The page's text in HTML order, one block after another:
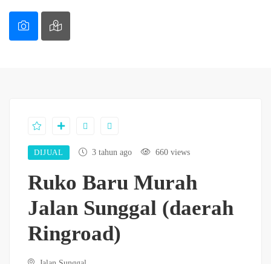
DIJUAL 3 tahun ago 660 views
Ruko Baru Murah
Jalan Sunggal (daerah
Ringroad)